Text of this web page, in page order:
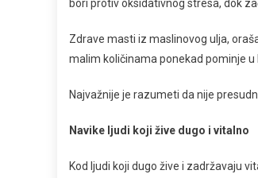
bori protiv oksidativnog stresa, dok
Zdrave masti iz maslinovog ulja,
malim količinama ponekad pominje
Najvažnije je razumeti da nije
Navike ljudi koji žive dugo i vitalno
Kod ljudi koji dugo žive i zadržavaju